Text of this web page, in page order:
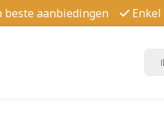
beste aanbiedingen